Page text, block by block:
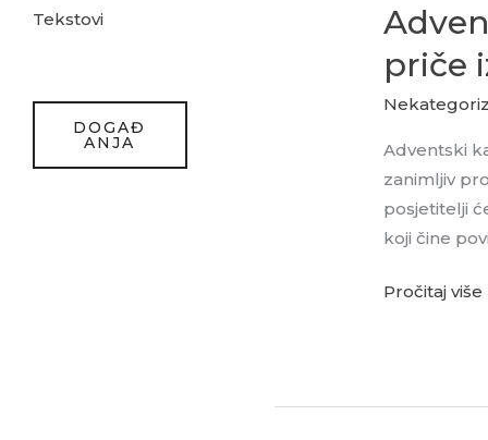
Tekstovi
DOGAĐ
ANJA
priče
Adventski
zanimljiv
posjetitelji
koji čine
Pročitaj više